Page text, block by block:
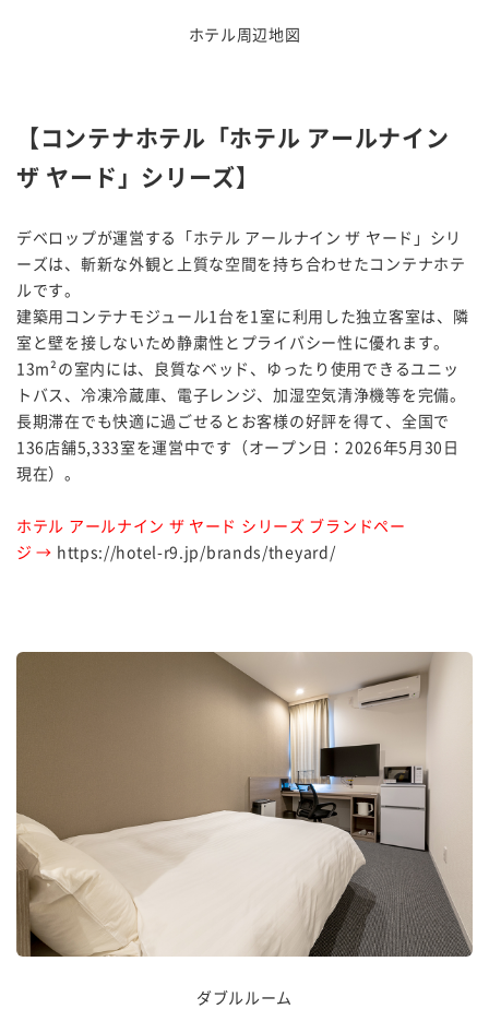
ホテル周辺地図
【コンテナホテル「ホテル アールナイン
ザ ヤード」シリーズ】
デベロップが運営する「ホテル アールナイン ザ ヤード」シリ
ーズは、斬新な外観と上質な空間を持ち合わせたコンテナホテ
ルです。
建築用コンテナモジュール1台を1室に利用した独立客室は、隣
室と壁を接しないため静粛性とプライバシー性に優れます。
13m²の室内には、良質なベッド、ゆったり使用できるユニッ
トバス、冷凍冷蔵庫、電子レンジ、加湿空気清浄機等を完備。
長期滞在でも快適に過ごせるとお客様の好評を得て、全国で
136店舗5,333室を運営中です（オープン日：2026年5月30日
現在）。
ホテル アールナイン ザ ヤード シリーズ ブランドペー
ジ → https://hotel-r9.jp/brands/theyard/
ダブルルーム